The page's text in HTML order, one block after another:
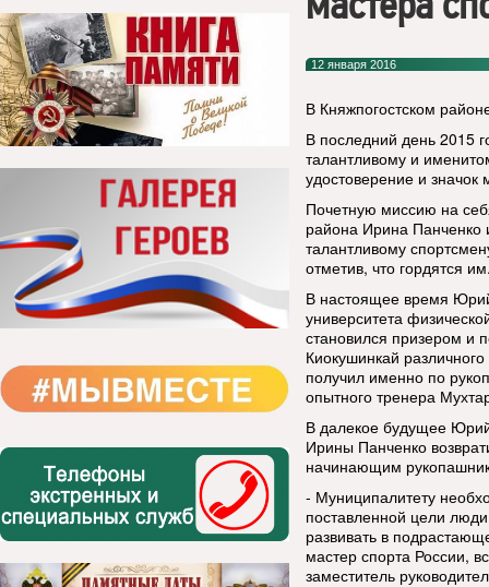
12 января 2016
В Княжпогостском
В последний день 2015
талантливому и
удостоверение и значок
Почетную миссию на
района Ирина
талантливому
отметив, что гордятся
В настоящее время
университета
становился призером и
Киокушинкай
получил именно по
опытного тренера
В далекое будущее
Ирины Панченко
начинающим
- Муниципалитету
поставленной цели
развивать в
мастер спорта России,
заместитель